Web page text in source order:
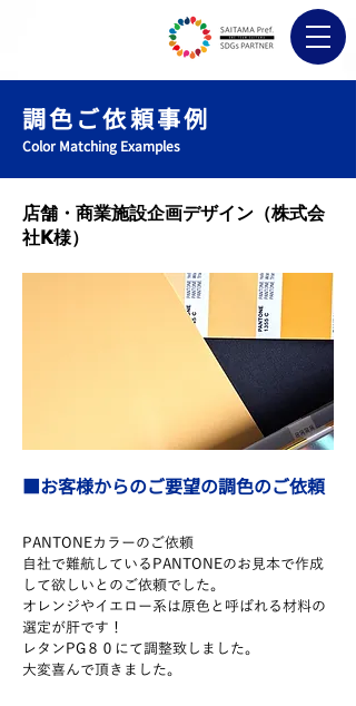
調色ご依頼事例
Color Matching Examples
店舗・商業施設企画デザイン（株式会
社K様）
■お客様からのご要望の調色のご依頼
PANTONEカラーのご依頼
自社で難航しているPANTONEのお見本で作成
して欲しいとのご依頼でした。
オレンジやイエロー系は原色と呼ばれる材料の
選定が肝です！
レタンPG８０にて調整致しました。
大変喜んで頂きました。